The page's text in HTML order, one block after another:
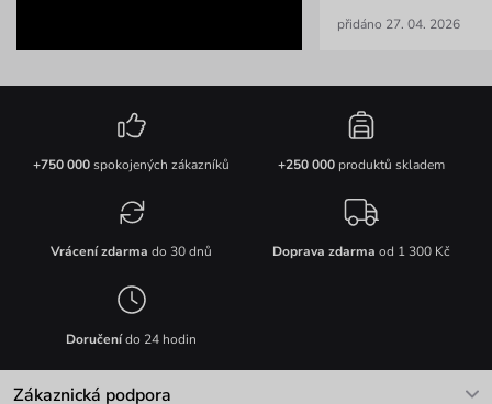
přidáno 27. 04. 2026
+750 000spokojených zákazníků +250 000produktů skladem
Vrácení zdarma do 30 dnů Doprava zdarma od 1 300 Kč
Doručenído 24 hodin
Zákaznická podpora